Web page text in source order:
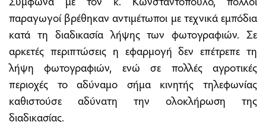
παραγωγοί βρέθηκαν αντιμέτωποι με τεχνικά εμπόδια
κατά τη διαδικασία λήψης των φωτογραφιών. Σε
αρκετές περιπτώσεις η εφαρμογή δεν επέτρεπε τη
λήψη φωτογραφιών, ενώ σε πολλές αγροτικές
περιοχές το αδύναμο σήμα κινητής τηλεφωνίας
καθιστούσε αδύνατη την ολοκλήρωση της
διαδικασίας.